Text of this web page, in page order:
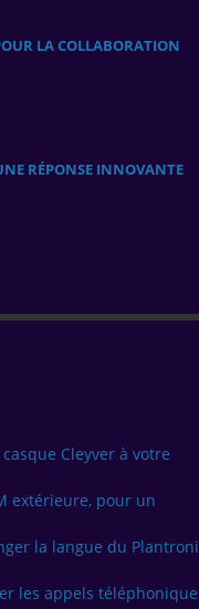
LA COLLABORATION
RÉPONSE INNOVANTE
Cleyver à votre
extérieure, pour un
la langue du
les appels